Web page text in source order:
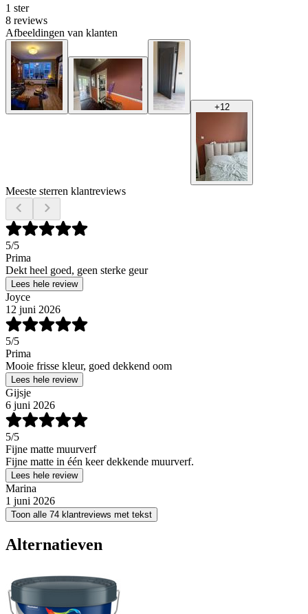
1 ster
8 reviews
Afbeeldingen van klanten
+12
Meeste sterren klantreviews
5/5
Prima
Dekt heel goed, geen sterke geur
Lees hele review
Joyce
12 juni 2026
5/5
Prima
Mooie frisse kleur, goed dekkend oom
Lees hele review
Gijsje
6 juni 2026
5/5
Fijne matte muurverf
Fijne matte in één keer dekkende muurverf.
Lees hele review
Marina
1 juni 2026
Toon alle 74 klantreviews met tekst
Alternatieven